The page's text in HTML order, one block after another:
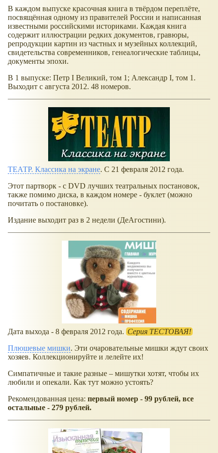
В каждом выпуске красочная книга в твёрдом переплёте,
посвящённая одному из правителей России и написанная
известными российскими историками. Каждая книга
содержит иллюстрации редких документов, гравюры,
репродукции картин из частных и музейных коллекций,
свидетельства современников, генеалогические таблицы,
документы эпохи.
В 1 выпуске: Петр I Великий, том 1; Александр I, том 1.
Выходит с августа 2012. 48 номеров.
ТЕАТР. Классика на экране. С 21 февраля 2012 года.
Этот партворк - с DVD лучших театральных постановок,
также помимо диска, в каждом номере - буклет (можно
почитать о постановке).
Издание выходит раз в 2 недели (ДеАгостини).
Дата выхода - 8 февраля 2012 года. Серия ТЕСТОВАЯ!
Плюшевые мишки. Эти очаровательные мишки ждут своих
хозяев. Коллекционируйте и лелейте их!
Симпатичные и такие разные – мишутки хотят, чтобы их
любили и опекали. Как тут можно устоять?
Рекомендованная цена: первый номер - 99 рублей, все
остальные - 279 рублей.